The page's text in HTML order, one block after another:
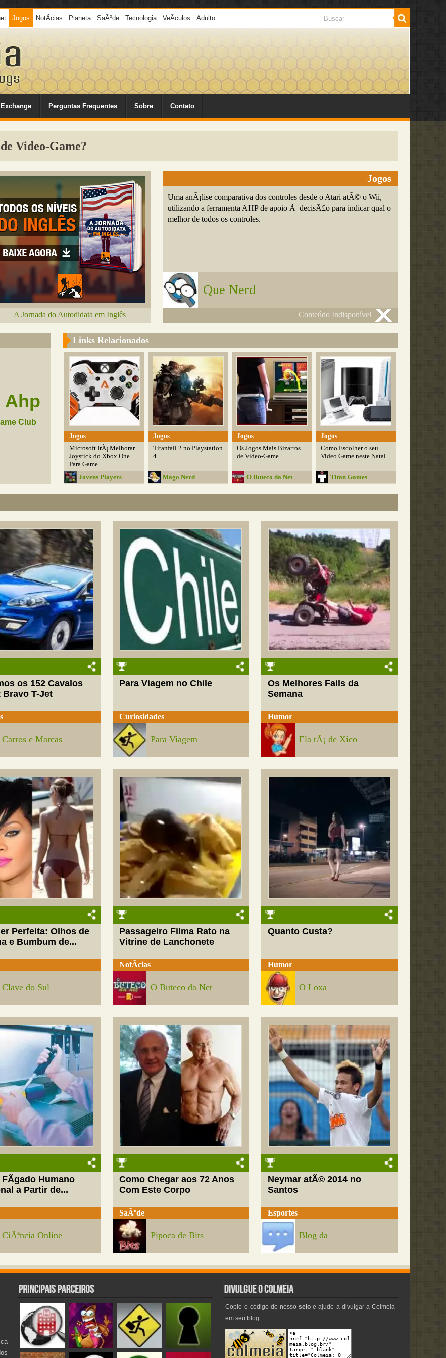
Jogos NotÃ­cias Planeta SaÃºde Tecnologia VeÃ­culos Adulto
Perguntas Frequentes Sobre Contato
Video-Game?
A Jornada do Autodidata em Inglês
Jogos
Uma anÃ¡lise comparativa dos controles desde o Atari atÃ© o Wii,
utilizando a ferramenta AHP de apoio Ã decisÃ£o para indicar qual o
melhor de todos os controles.
Que Nerd
Conteúdo Indisponível
Ahp
Club
Links Relacionados
Jogos
Microsoft IrÃ¡ Melhorar
Joystick do Xbox One
Para Game...
Jovens Players
Jogos
Titanfall 2 no Playstation
4
Mago Nerd
Jogos
Os Jogos Mais Bizarros
de Video-Game
O Buteco da Net
Jogos
Como Escolher o seu
Video Game neste Natal
Titan Games
os 152 Cavalos
Bravo T-Jet
Carros e Marcas
Para Viagem no Chile
Curiosidades
Para Viagem
Os Melhores Fails da
Semana
Humor
Ela tÃ¡ de Xico
Perfeita: Olhos de
e Bumbum de...
Clave do Sul
Passageiro Filma Rato na
Vitrine de Lanchonete
NotÃ­cias
O Buteco da Net
Quanto Custa?
Humor
O Loxa
Humano
a Partir de...
CiÃªncia Online
Como Chegar aos 72 Anos
Com Este Corpo
SaÃºde
Pipoca de Bits
Neymar atÃ© 2014 no
Santos
Esportes
Blog da
Copie o código do nossoselo e ajude a divulgar a Colmeia
em seu blog.